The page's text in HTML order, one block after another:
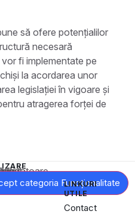
să ofere potențialilor
necesară
fi implementate pe
la acordarea unor
legislației în vigoare și
atragerea forței de
categoria Funcționalitate
LINKURI
UTILE
Contact